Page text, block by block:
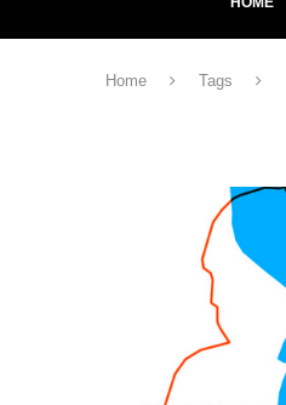
Home Tags